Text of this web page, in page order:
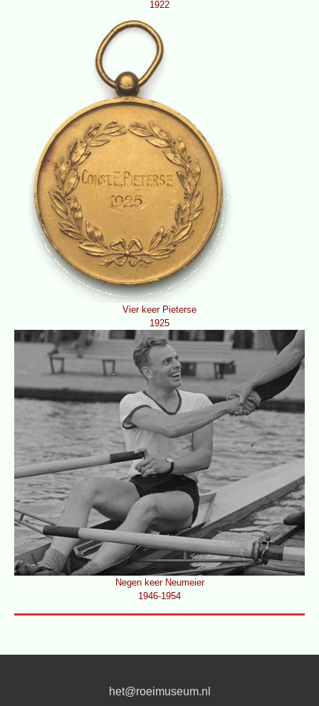
1922
Vier keer Pieterse
1925
Negen keer Neumeier
1946-1954
het@roeimuseum.nl